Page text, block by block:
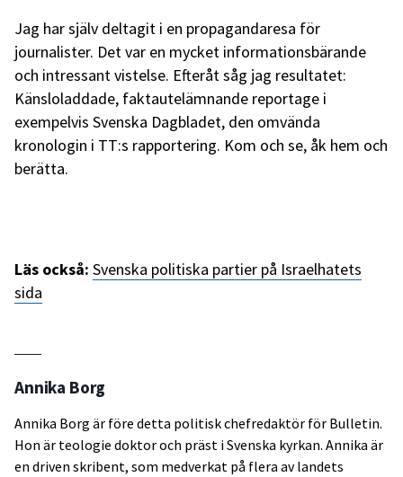
Jag har själv deltagit i en propagandaresa för
journalister. Det var en mycket informationsbärande
och intressant vistelse. Efteråt såg jag resultatet:
Känsloladdade, faktautelämnande reportage i
exempelvis Svenska Dagbladet, den omvända
kronologin i TT:s rapportering. Kom och se, åk hem och
berätta.
Läs också: Svenska politiska partier på Israelhatets
sida
Annika Borg
Annika Borg är före detta politisk chefredaktör för Bulletin.
Hon är teologie doktor och präst i Svenska kyrkan. Annika är
en driven skribent, som medverkat på flera av landets